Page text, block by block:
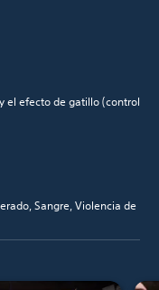
el efecto de gatillo (control
Sangre, Violencia de